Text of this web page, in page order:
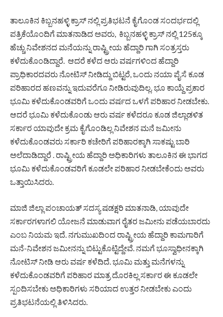
ತಾಲೂಕಿನ ಕಿಬ್ಬನಹಳ್ಳಿ ಕ್ರಾಸ್ ನಲ್ಲಿ ಪ್ರತಿಭಟನೆ ಕೈಗೊಂಡ ಸಂದರ್ಭದಲ್ಲಿ
ಪತ್ರಿಕೆಯೊಂದಿಗೆ ಮಾತನಾಡಿದ ಅವರು, ಕಿಬ್ಬನಹಳ್ಳಿ ಕ್ರಾಸ್ ನಲ್ಲಿ 125ಕ್ಕೂ
ಹೆಚ್ಚು ನಿವೇಶನದ ಮನೆಯನ್ನು ರಾಷ್ಟ್ರೀಯ ಹೆದ್ದಾರಿ ಗಾಗಿ ಸಂತ್ರಸ್ತರು
ಕಳೆದುಕೊಂಡಿದ್ದಾರೆ. ಆದರೆ ಕಳೆದ ಆರು ವರ್ಷಗಳಿಂದ ಹೆದ್ದಾರಿ
ಪ್ರಾಧಿಕಾರದವರು ನೋಟಿಸ್ ನೀಡಿದ್ದು ಬಿಟ್ಟರೆ, ಒಂದು ನಯಾ ಪೈಸೆ ಕೂಡ
ಪರಿಹಾರದ ಹಣವನ್ನು ಇದುವರೆಗೂ ನೀಡಿರುವುದಿಲ್ಲ. ಭೂ ಕಾಯ್ದೆ ಪ್ರಕಾರ
ಭೂಮಿ ಕಳೆದುಕೊಂಡವರಿಗೆ ಒಂದು ವರ್ಷದ ಒಳಗೆ ಪರಿಹಾರ ನೀಡಬೇಕು.
ಆದರೆ ಭೂಮಿ ಕಳೆದುಕೊಂಡು ಆರು ವರ್ಷ ಕಳೆದರೂ ಕೂಡ ಜಿಲ್ಲಾಡಳಿತ
ಸರ್ಕಾರ ಯಾವುದೇ ಕ್ರಮ ಕೈಗೊಂಡಿಲ್ಲ ನಿವೇಶನ ಮನೆ ಜಮೀನು
ಕಳೆದುಕೊಂಡವರು ಸರ್ಕಾರಿ ಕಚೇರಿಗೆ ಪರಿಹಾರಕ್ಕಾಗಿ ಸಾಕಷ್ಟು ಬಾರಿ
ಅಲೆದಾಡಿದ್ದಾರೆ . ರಾಷ್ಟ್ರೀಯ ಹೆದ್ದಾರಿ ಅಧಿಕಾರಿಗಳು ತಾಲೂಕಿನ ಈ ಭಾಗದ
ಭೂಮಿ ಕಳೆದುಕೊಂಡವರಿಗೆ ಕೂಡಲೇ ಪರಿಹಾರ ನೀಡಬೇಕೆಂದು ಅವರು
ಒತ್ತಾಯಿಸಿದರು.
ಮಾಜಿ ಜಿಲ್ಲಾ ಪಂಚಾಯತ್ ಸದಸ್ಯ ಷಡಕ್ಷರಿ ಮಾತನಾಡಿ, ಯಾವುದೇ
ಸರ್ಕಾರಗಳಾಗಲಿ ಯೋಜನೆ ಮಾಡುವಾಗ ರೈತರ ಜಮೀನು ಪಡೆಯಬಾರದು
ಎಂಬ ನಿಯಮ ಇದೆ. ನಗುಮುಖದಿಂದ ರಾಷ್ಟ್ರೀಯ ಹೆದ್ದಾರಿ ಕಾಮಗಾರಿಗೆ
ಮನೆ-ನಿವೇಶನ ಜಮೀನನ್ನು ಬಿಟ್ಟುಕೊಟ್ಟಿದ್ದೇವೆ. ನಮಗೆ ಭೂಸ್ವಾಧೀನಕ್ಕಾಗಿ
ನೋಟಿಸ್ ನೀಡಿ ಆರು ವರ್ಷ ಕಳೆದಿದೆ. ಭೂಮಿ ಮತ್ತು ಮನೆಗಳನ್ನು
ಕಳೆದುಕೊಂಡವರಿಗೆ ಪರಿಹಾರ ಮಾತ್ರ ದೊರಕಿಲ್ಲ ಸರ್ಕಾರ ಈ ಕೂಡಲೇ
ಸ್ಪಂದಿಸಬೇಕು ಅಧಿಕಾರಿಗಳು ಸರಿಯಾದ ಉತ್ತರ ನೀಡಬೇಕು ಎಂದು
ಪ್ರತಿಭಟನೆಯಲ್ಲಿ ತಿಳಿಸಿದರು.